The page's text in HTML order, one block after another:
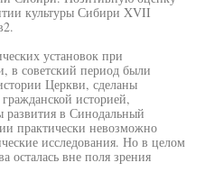
культуры Сибири XVII
установок при
в советский период были
Церкви, сделаны
историей,
развития в Синодальный
практически невозможно
исследования. Но в целом
осталась вне поля зрения